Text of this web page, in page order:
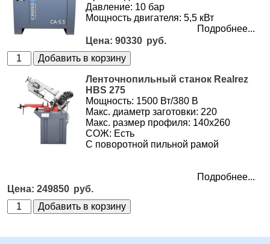
Давление: 10 бар
Мощность двигателя: 5,5 кВт
Подробнее...
90330
Ленточнопильный станок Realrez
HBS 275
Мощность: 1500 Вт/380 В
Макс. диаметр заготовки: 220
Макс. размер профиля: 140х260
СОЖ: Есть
С поворотной пильной рамой
Подробнее...
249850